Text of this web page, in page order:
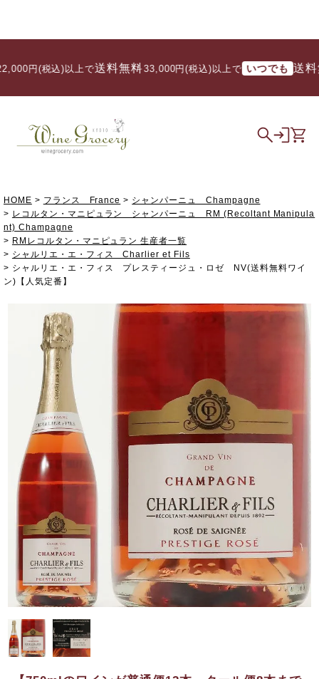
(税込)以上で送料無料/ 33,000円(税込)以上で いつでも 送料無料
HOME フランス France
シャンパーニュ Champagne
レコルタン・マニピュラン シャンパーニュ RM (Recoltant Manipula
nt) Champagne
RMレコルタン・マニピュラン 生産者一覧
シャルリエ・エ・フィス Charlier et Fils
シャルリエ・エ・フィス プレスティージュ・ロゼ NV(送料無料ワイ
ン)【人気定番】